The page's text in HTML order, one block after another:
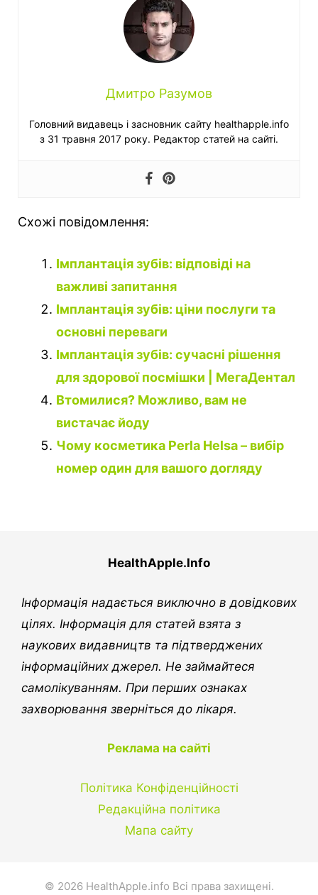
Дмитро Разумов
Головний видавець і засновник сайту healthapple.info
з 31 травня 2017 року. Редактор статей на сайті.
Схожі повідомлення:
Імплантація зубів: відповіді на
важливі запитання
Імплантація зубів: ціни послуги та
основні переваги
Імплантація зубів: сучасні рішення
для здорової посмішки | МегаДентал
Втомилися? Можливо, вам не
вистачає йоду
Чому косметика Perla Helsa – вибір
номер один для вашого догляду
HealthApple.Info
Інформація надається виключно в довідкових
цілях. Інформація для статей взята з
наукових видавництв та підтверджених
інформаційних джерел. Не займайтеся
самолікуванням. При перших ознаках
захворювання зверніться до лікаря.
Реклама на сайті
Політика Конфіденційності
Редакційна політика
Мапа сайту
© 2026 HealthApple.info Всі права захищені.